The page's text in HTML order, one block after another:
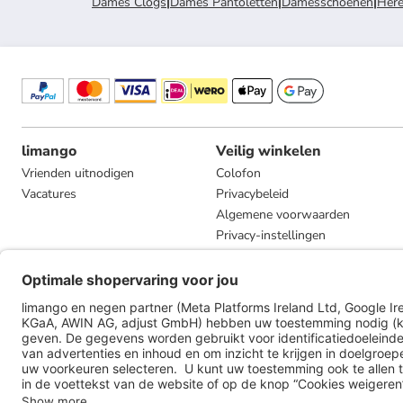
limango
Vrienden uitnodigen
Vacatures
Veilig winkelen
Colofon
Privacybeleid
Algemene voorwaarden
Privacy-instellingen
Compliance